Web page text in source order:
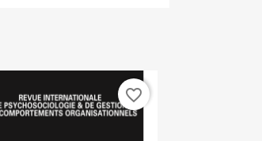
favorite_border